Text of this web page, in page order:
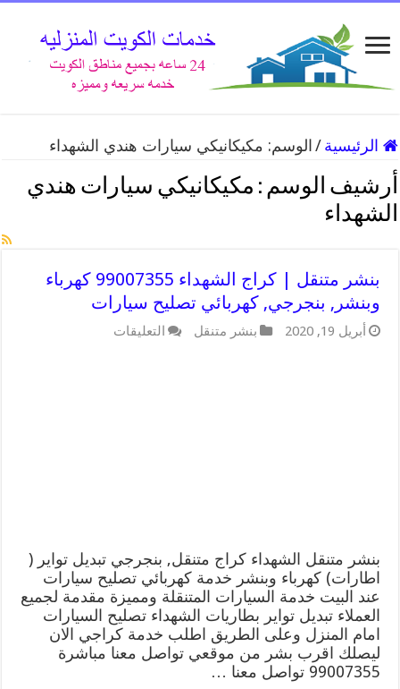
الرئيسية / الوسم: مكيكانيكي سيارات هندي الشهداء
أرشيف الوسم : مكيكانيكي سيارات هندي
الشهداء
بنشر متنقل | كراج الشهداء 99007355 كهرباء
وبنشر, بنجرجي, كهربائي تصليح سيارات
أبريل 19, 2020 بنشر متنقل التعليقات
بنشر متنقل الشهداء كراج متنقل, بنجرجي تبديل تواير (
اطارات) كهرباء وبنشر خدمة كهربائي تصليح سيارات
عند البيت خدمة السيارات المتنقلة ومميزة مقدمة لجميع
العملاء تبديل تواير بطاريات الشهداء تصليح السيارات
امام المنزل وعلى الطريق اطلب خدمة كراجي الان
ليصلك اقرب بشر من موقعي تواصل معنا مباشرة
99007355 تواصل معنا …